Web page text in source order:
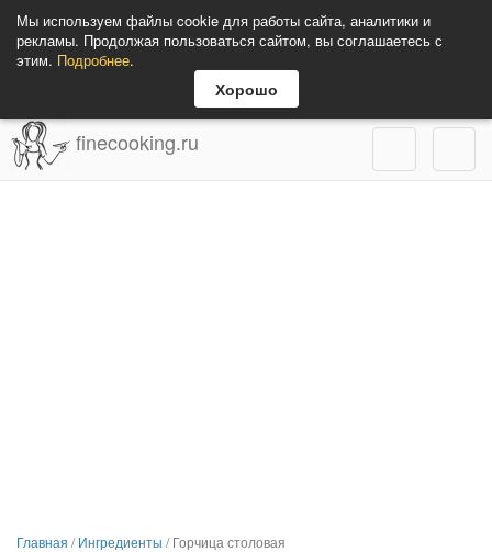
Мы используем файлы cookie для работы сайта, аналитики и
рекламы. Продолжая пользоваться сайтом, вы соглашаетесь с
этим. Подробнее.
Хорошо
finecooking.ru
Главная /Ингредиенты /Горчица столовая